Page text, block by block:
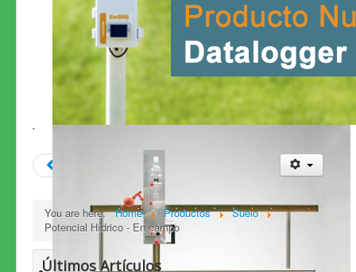
`
You are here: Home Productos
Suelo
Potencial Hídrico - En campo
Últimos Artículos